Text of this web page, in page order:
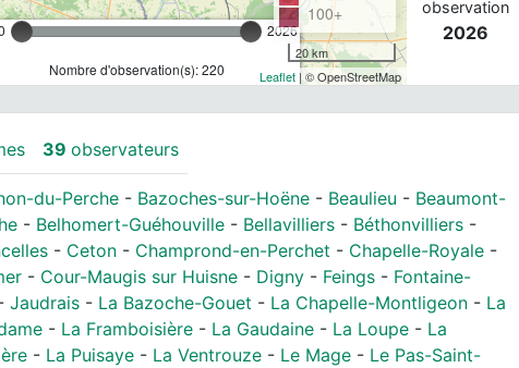
2026
Nombre d'observation(s): 220
100+
20 km
Leaflet| © OpenStreetMap
observation
2026
39 observateurs
du-Perche - Bazoches-sur-Hoëne - Beaulieu - Beaumont-
- Belhomert-Guéhouville - Bellavilliers - Béthonvilliers -
- Ceton - Champrond-en-Perchet - Chapelle-Royale -
- Cour-Maugis sur Huisne - Digny - Feings - Fontaine-
Jaudrais - La Bazoche-Gouet - La Chapelle-Montligeon - La
- La Framboisière - La Gaudaine - La Loupe - La
- La Puisaye - La Ventrouze - Le Mage - Le Pas-Saint-